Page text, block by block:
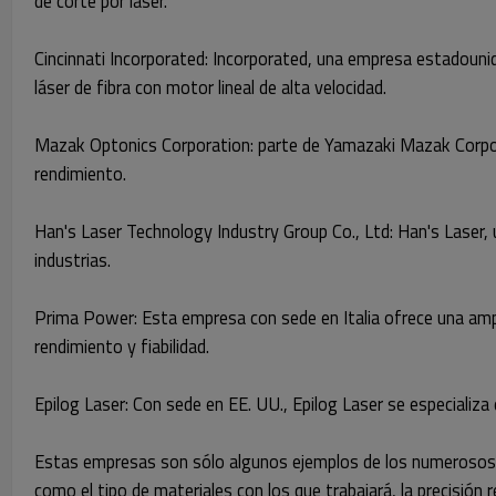
Cincinnati Incorporated: Incorporated, una empresa
láser de fibra con motor lineal de alta velocidad.
Mazak Optonics Corporation: parte de Yamazaki Mazak
rendimiento.
Han's Laser Technology Industry Group Co., Ltd: Han's
industrias.
Prima Power: Esta empresa con sede en Italia ofrece una
rendimiento y fiabilidad.
Epilog Laser: Con sede en EE. UU., Epilog Laser se
Estas empresas son sólo algunos ejemplos de los
como el tipo de materiales con los que trabajará, la